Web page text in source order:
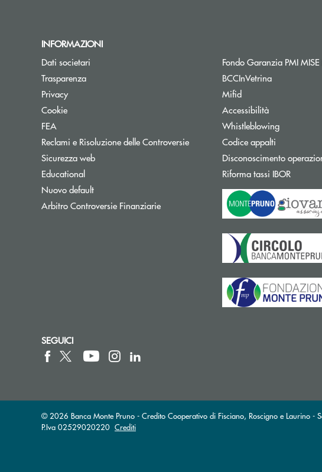
INFORMAZIONI
Dati societari
Trasparenza
Privacy
Cookie
FEA
Reclami e Risoluzione delle Controversie
Sicurezza web
Educational
Nuovo default
Arbitro Controversie FinanziarieApre una nuova finestra
Fondo Garanzia PMI
BCCInVetrina
Mifid
Accessibilità
Whistleblowing
Codice appalti
Disconoscimento
Riforma tassi IBORApre
SEGUICI
© 2026 Banca Monte Pruno - Credito Cooperativo di Fisciano, Roscigno e Laurino -
P.Iva 02529020220 Crediti